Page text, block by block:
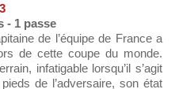
- 1 passe
de l’équipe de France a
de cette coupe du monde.
infatigable lorsqu’il s’agit
de l’adversaire, son état